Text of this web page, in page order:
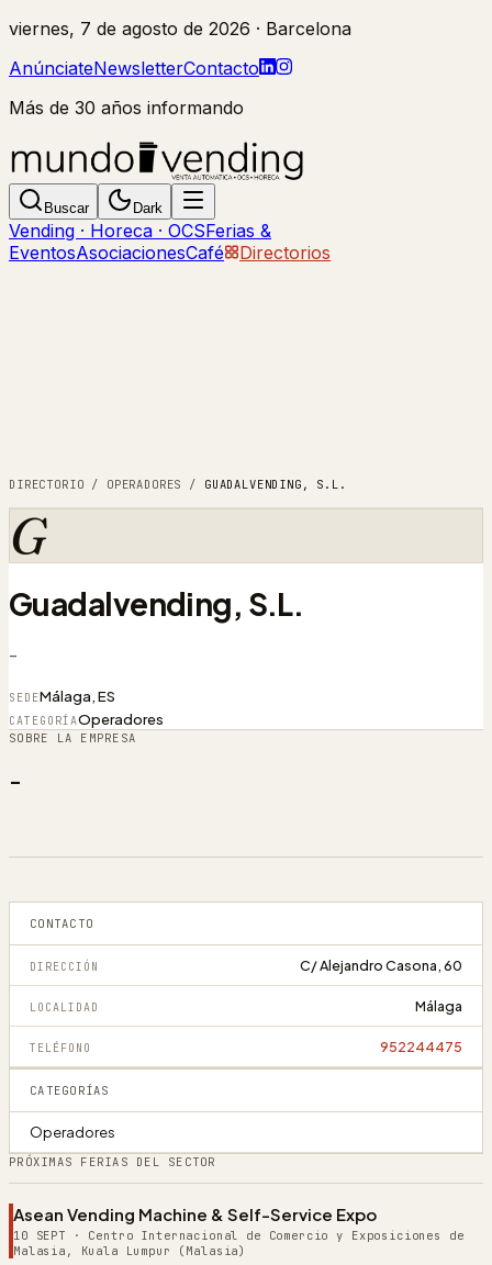
viernes, 7 de agosto de 2026 · Barcelona
AnúnciateNewsletterContacto
Más de 30 años informando
Buscar Dark
Vending · Horeca · OCSFerias &
EventosAsociacionesCafé Directorios
DIRECTORIO / OPERADORES / GUADALVENDING, S.L.
G
Guadalvending, S.L.
-
SEDEMálaga, ES
CATEGORÍAOperadores
SOBRE LA EMPRESA
-
CONTACTO
DIRECCIÓN C/ Alejandro Casona, 60
LOCALIDAD Málaga
TELÉFONO 952244475
CATEGORÍAS
Operadores
PRÓXIMAS FERIAS DEL SECTOR
Asean Vending Machine & Self-Service Expo
10 SEPT · Centro Internacional de Comercio y Exposiciones de
Malasia, Kuala Lumpur (Malasia)